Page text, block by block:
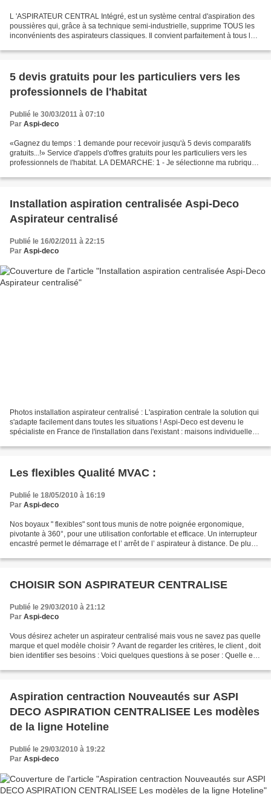
L 'ASPIRATEUR CENTRAL Intégré, est un système central d'aspiration des
poussières qui, grâce à sa technique semi-industrielle, supprime TOUS les
inconvénients des aspirateurs classiques. Il convient parfaitement à tous les
5 devis gratuits pour les particuliers vers les
professionnels de l'habitat
Publié le 30/03/2011 à 07:10
Par Aspi-deco
«Gagnez du temps : 1 demande pour recevoir jusqu'à 5 devis comparatifs
gratuits...!» Service d'appels d'offres gratuits pour les particuliers vers les
professionnels de l'habitat. LA DEMARCHE: 1 - Je sélectionne ma rubrique.
Installation aspiration centralisée Aspi-Deco
Aspirateur centralisé
Publié le 16/02/2011 à 22:15
Par Aspi-deco
Photos installation aspirateur centralisé : L'aspiration centrale la solution qui
s'adapte facilement dans toutes les situations ! Aspi-Deco est devenu le
spécialiste en France de l'installation dans l'existant : maisons individuelles,
Les flexibles Qualité MVAC :
Publié le 18/05/2010 à 16:19
Par Aspi-deco
Nos boyaux " flexibles" sont tous munis de notre poignée ergonomique,
pivotante à 360°, pour une utilisation confortable et efficace. Un interrupteur
encastré permet le démarrage et l’ arrêt de l’ aspirateur à distance. De plus,
CHOISIR SON ASPIRATEUR CENTRALISE
Publié le 29/03/2010 à 21:12
Par Aspi-deco
Vous désirez acheter un aspirateur centralisé mais vous ne savez pas quelle
marque et quel modèle choisir ? Avant de regarder les critères, le client , doit
bien identifier ses besoins : Voici quelques questions à se poser : Quelle est
Aspiration centraction Nouveautés sur ASPI
DECO ASPIRATION CENTRALISEE Les modèles
de la ligne Hoteline
Publié le 29/03/2010 à 19:22
Par Aspi-deco